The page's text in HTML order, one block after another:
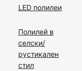
LED полилеи
Полилей в
селски/
рустикален
стил